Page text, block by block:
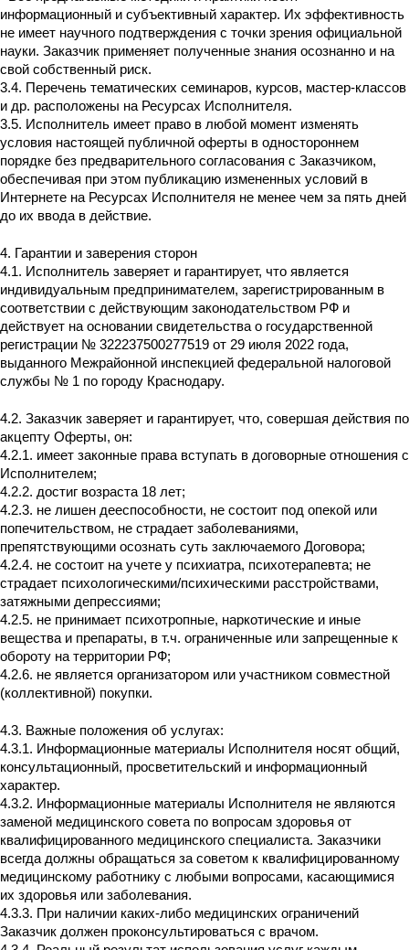
информационный и субъективный характер. Их эффективность
не имеет научного подтверждения с точки зрения официальной
науки. Заказчик применяет полученные знания осознанно и на
свой собственный риск.
3.4. Перечень тематических семинаров, курсов, мастер-классов
и др. расположены на Ресурсах Исполнителя.
3.5. Исполнитель имеет право в любой момент изменять
условия настоящей публичной оферты в одностороннем
порядке без предварительного согласования с Заказчиком,
обеспечивая при этом публикацию измененных условий в
Интернете на Ресурсах Исполнителя не менее чем за пять дней
до их ввода в действие.
4. Гарантии и заверения сторон
4.1. Исполнитель заверяет и гарантирует, что является
индивидуальным предпринимателем, зарегистрированным в
соответствии с действующим законодательством РФ и
действует на основании свидетельства о государственной
регистрации № 322237500277519 от 29 июля 2022 года,
выданного Межрайонной инспекцией федеральной налоговой
службы № 1 по городу Краснодару.
4.2. Заказчик заверяет и гарантирует, что, совершая действия по
акцепту Оферты, он:
4.2.1. имеет законные права вступать в договорные отношения с
Исполнителем;
4.2.2. достиг возраста 18 лет;
4.2.3. не лишен дееспособности, не состоит под опекой или
попечительством, не страдает заболеваниями,
препятствующими осознать суть заключаемого Договора;
4.2.4. не состоит на учете у психиатра, психотерапевта; не
страдает психологическими/психическими расстройствами,
затяжными депрессиями;
4.2.5. не принимает психотропные, наркотические и иные
вещества и препараты, в т.ч. ограниченные или запрещенные к
обороту на территории РФ;
4.2.6. не является организатором или участником совместной
(коллективной) покупки.
4.3. Важные положения об услугах:
4.3.1. Информационные материалы Исполнителя носят общий,
консультационный, просветительский и информационный
характер.
4.3.2. Информационные материалы Исполнителя не являются
заменой медицинского совета по вопросам здоровья от
квалифицированного медицинского специалиста. Заказчики
всегда должны обращаться за советом к квалифицированному
медицинскому работнику с любыми вопросами, касающимися
их здоровья или заболевания.
4.3.3. При наличии каких-либо медицинских ограничений
Заказчик должен проконсультироваться с врачом.